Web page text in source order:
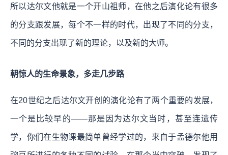
所以达尔文他就是一个开山祖师，在他之后演化论有很多
的分支跟发展，每个不一样的时代，出现了不同的分支，
不同的分支出现了新的理论，以及新的大师。
朝惊人的生命景象，多走几步路
在20世纪之后达尔文开创的演化论有了两个重要的发展，
一个是比较早的——那是因为达尔文当时，甚至连遗传
学，你们在生物课最简单曾经学过的，来自于孟德尔他用